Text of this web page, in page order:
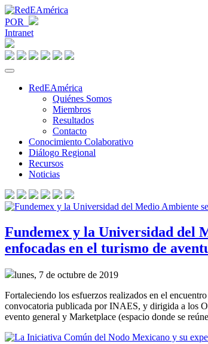
POR
Intranet
RedEAmérica
Quiénes Somos
Miembros
Resultados
Contacto
Conocimiento Colaborativo
Diálogo Regional
Recursos
Noticias
Fundemex y la Universidad del
enfocadas en el turismo de
lunes, 7 de octubre de 2019
Fortaleciendo los esfuerzos realizados en el
convocatoria publicada por INAES, y dirigida a los
evento general y Marketplace (espacio donde se